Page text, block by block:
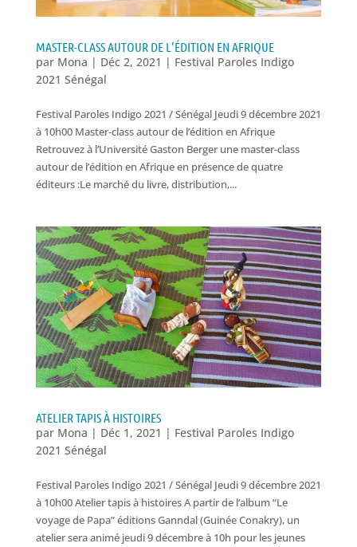
MASTER-CLASS AUTOUR DE L’ÉDITION EN AFRIQUE
par Mona | Déc 2, 2021 | Festival Paroles Indigo
2021 Sénégal
Festival Paroles Indigo 2021 / Sénégal Jeudi 9 décembre 2021
à 10h00 Master-class autour de l’édition en Afrique
Retrouvez à l’Université Gaston Berger une master-class
autour de l’édition en Afrique en présence de quatre
éditeurs :Le marché du livre, distribution,...
ATELIER TAPIS À HISTOIRES
par Mona | Déc 1, 2021 | Festival Paroles Indigo
2021 Sénégal
Festival Paroles Indigo 2021 / Sénégal Jeudi 9 décembre 2021
à 10h00 Atelier tapis à histoires A partir de l’album “Le
voyage de Papa” éditions Ganndal (Guinée Conakry), un
atelier sera animé jeudi 9 décembre à 10h pour les jeunes